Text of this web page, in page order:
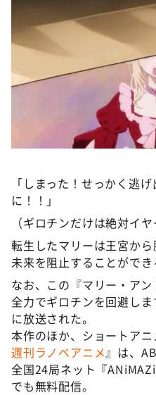
「しまった！せっかく逃
に！！」
（ギロチンだけは絶対イ
転生したマリーは王宮か
未来を阻止することがで
なお、この『マリー・ア
全力でギロチンを回避し
に放送された。
本作のほか、ショートア
週刊ラノベアニメ 』は、
全国24局ネット『
でも無料配信。